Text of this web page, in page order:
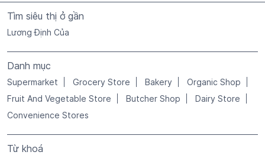
Tìm siêu thị ở gần
Lương Định Của
Danh mục
Supermarket Grocery Store Bakery
Organic Shop
Fruit And Vegetable Store
Butcher Shop
Dairy Store
Convenience Stores
Từ khoá